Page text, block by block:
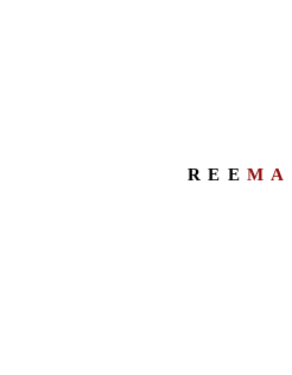
REE